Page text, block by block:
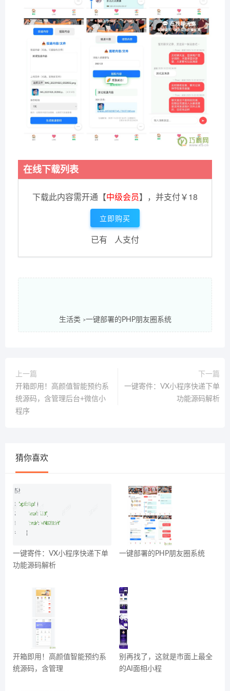
在线下载列表
下载此内容需开通【中级会员】，并支付￥18
立即购买
已有 人支付
生活类 >一键部署的PHP朋友圈系统
上一篇
开箱即用！高颜值智能预约系
统源码，含管理后台+微信小
程序
下一篇
一键寄件：VX小程序快递下单
功能源码解析
猜你喜欢
一键寄件：VX小程序快递下单
功能源码解析
一键部署的PHP朋友圈系统
开箱即用！高颜值智能预约系
统源码，含管理
别再找了，这就是市面上最全
的AI面相小程